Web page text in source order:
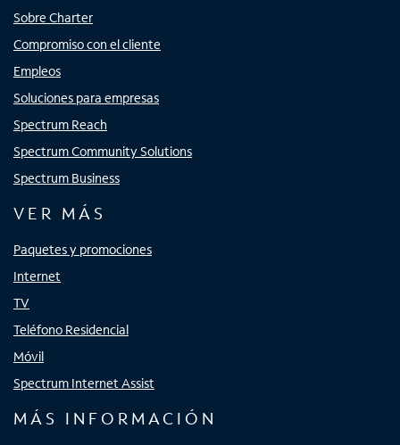
Sobre Charter
Compromiso con el cliente
Empleos
Soluciones para empresas
Spectrum Reach
Spectrum Community Solutions
Spectrum Business
VER MÁS
Paquetes y promociones
Internet
TV
Teléfono Residencial
Móvil
Spectrum Internet Assist
MÁS INFORMACIÓN